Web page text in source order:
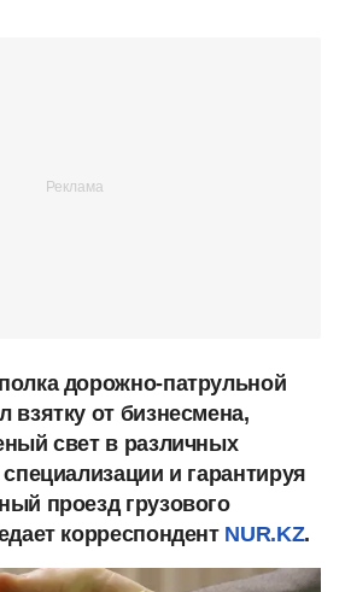
дорожно-патрульной
взятку от бизнесмена,
свет в различных
и гарантируя
проезд грузового
корреспондент NUR.KZ.